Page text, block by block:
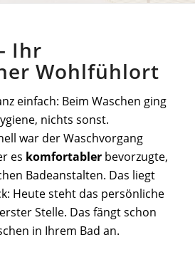
Ihr
Wohlfühlort
einfach: Beim Waschen ging
nichts sonst.
war der Waschvorgang
es komfortablerbevorzugte,
Badeanstalten. Das liegt
Heute steht das persönliche
Stelle. Das fängt schon
in Ihrem Bad an.